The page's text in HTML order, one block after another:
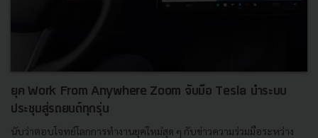
ยุค Work From Anywhere Zoom จับมือ Tesla นำระบบ
ประชุมสู่รถยนต์ทุกรุ่น
นับว่าตอบโจทย์โลกการทำงานยุคใหม่สุด ๆ กับข่าวความร่วมมือระหว่าง